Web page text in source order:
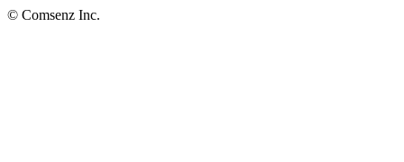
© Comsenz Inc.